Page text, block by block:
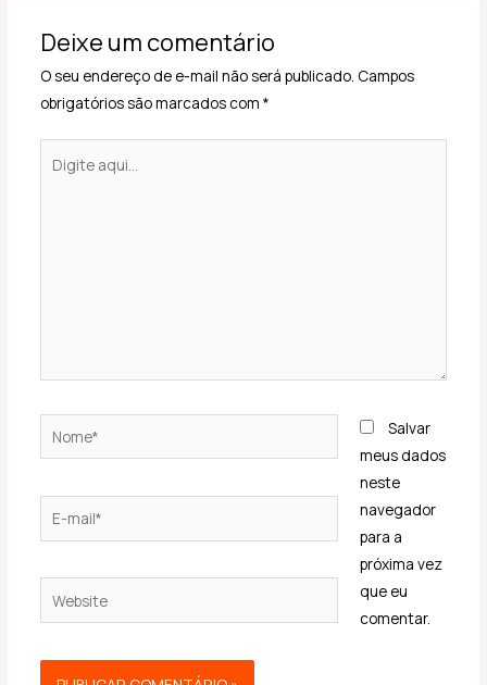
Deixe um comentário
O seu endereço de e-mail não será publicado. Campos
obrigatórios são marcados com *
aqui...
E-
mail*
Salvar
meus dados
neste
navegador
para a
próxima vez
que eu
comentar.